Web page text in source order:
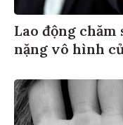
Lao động
nặng vô hình